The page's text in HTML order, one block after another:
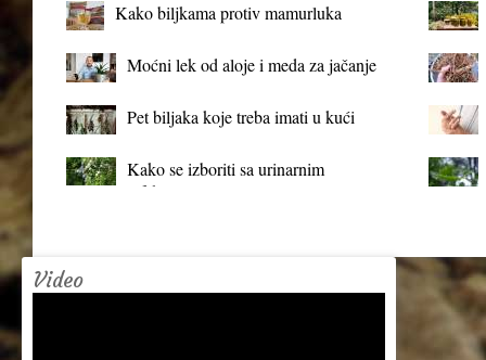
Kako biljkama protiv mamurluka
Moćni lek od aloje i meda za jačanje
Pet biljaka koje treba imati u kući
Kako se izboriti sa urinarnim
infekcijama?
Video